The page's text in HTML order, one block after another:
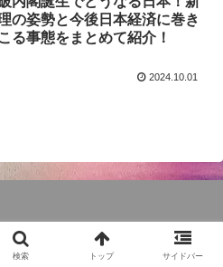
の姿勢と今後日本経済に巻き
る事態をまとめて紹介！
2024.10.01
ビ次郎blog.
検索 トップ サイドバー